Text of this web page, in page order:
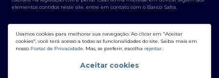
elementos contidos neste site, entre em contato com o Banco Safra.
Usamos cookies para melhorar sua navegação. Ao clicar em "Aceitar
cookies", você terá acesso a todas as funcionalidades do site. Saiba mais em
nosso Portal de Privacidade. Mas, se preferir, escolha rejeitar.
Aceitar cookies